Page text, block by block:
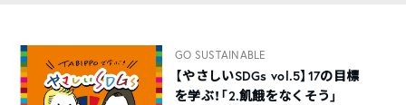
GO SUSTAINABLE
【やさしいSDGs vol.5】17の目標
を学ぶ！「2.飢餓をなくそう」